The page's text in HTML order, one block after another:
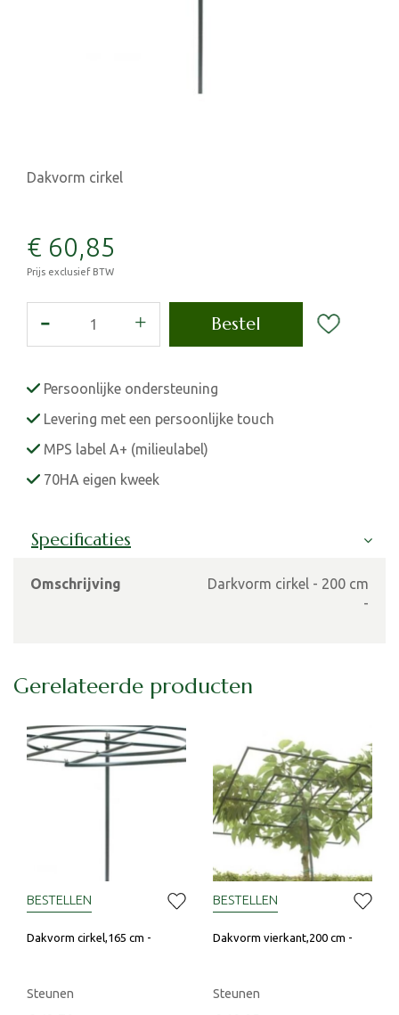
Dakvorm cirkel
€ 60,85
Prijs exclusief BTW
Persoonlijke ondersteuning
Levering met een persoonlijke touch
MPS label A+ (milieulabel)
70HA eigen kweek
Specificaties
Omschrijving
Darkvorm cirkel - 200 cm
-
Gerelateerde producten
Dakvorm cirkel,165 cm -
Steunen
BESTELLEN
Dakvorm vierkant,200 cm -
Steunen
BESTELLEN